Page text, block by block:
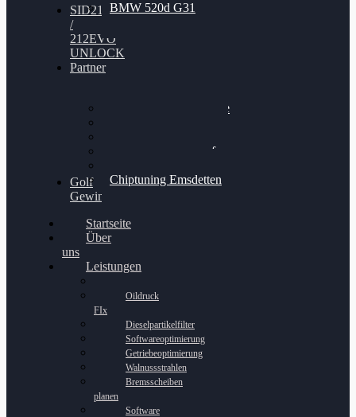
BMW 520d G31
SID212
/
212EVO
UNLOCK
Partner
Bilgenroth Performance
Chiptuning Schüttorf
Chiptuning Emsdetten
Golf
Gewinnspiel
Startseite
Über
uns
Leistungen
Oildruck
FIx
Dieselpartikelfilter
Softwareoptimierung
Getriebeoptimierung
Walnussstrahlen
Bremsscheiben
planen
Software